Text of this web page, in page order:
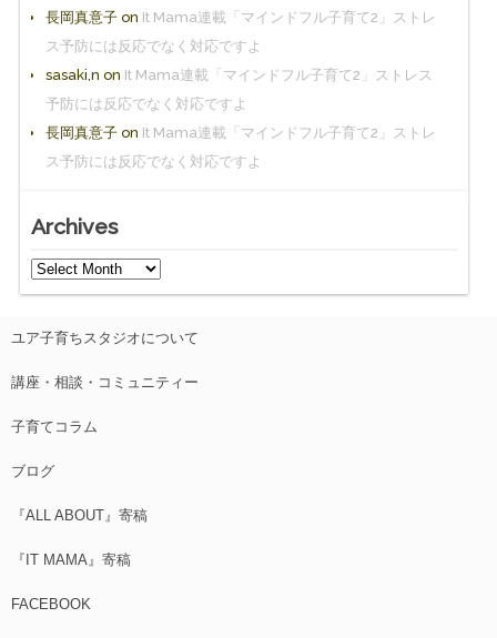
長岡真意子on It Mama連載「マインドフル子育て2」ストレ
ス予防には反応でなく対応ですよ
sasaki,n on It Mama連載「マインドフル子育て2」ストレス
予防には反応でなく対応ですよ
長岡真意子on It Mama連載「マインドフル子育て2」ストレ
ス予防には反応でなく対応ですよ
Archives
ユア子育ちスタジオについて
講座・相談・コミュニティー
子育てコラム
ブログ
『ALL ABOUT』寄稿
『IT MAMA』寄稿
FACEBOOK